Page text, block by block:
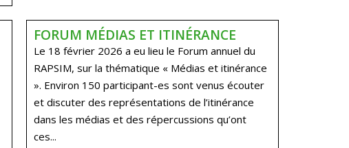
FORUM MÉDIAS ET ITINÉRANCE
Le 18 février 2026 a eu lieu le Forum annuel du
RAPSIM, sur la thématique « Médias et itinérance
». Environ 150 participant-es sont venus écouter
et discuter des représentations de l’itinérance
dans les médias et des répercussions qu’ont
ces...